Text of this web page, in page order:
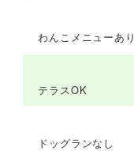
わんこメニューあり
テラスOK
ドッグランなし